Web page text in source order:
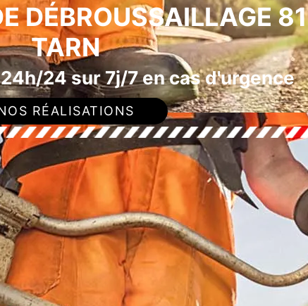
DÉBROUSSAILLAGE 81
TARN
24 sur 7j/7 en cas d'urgence
RÉALISATIONS